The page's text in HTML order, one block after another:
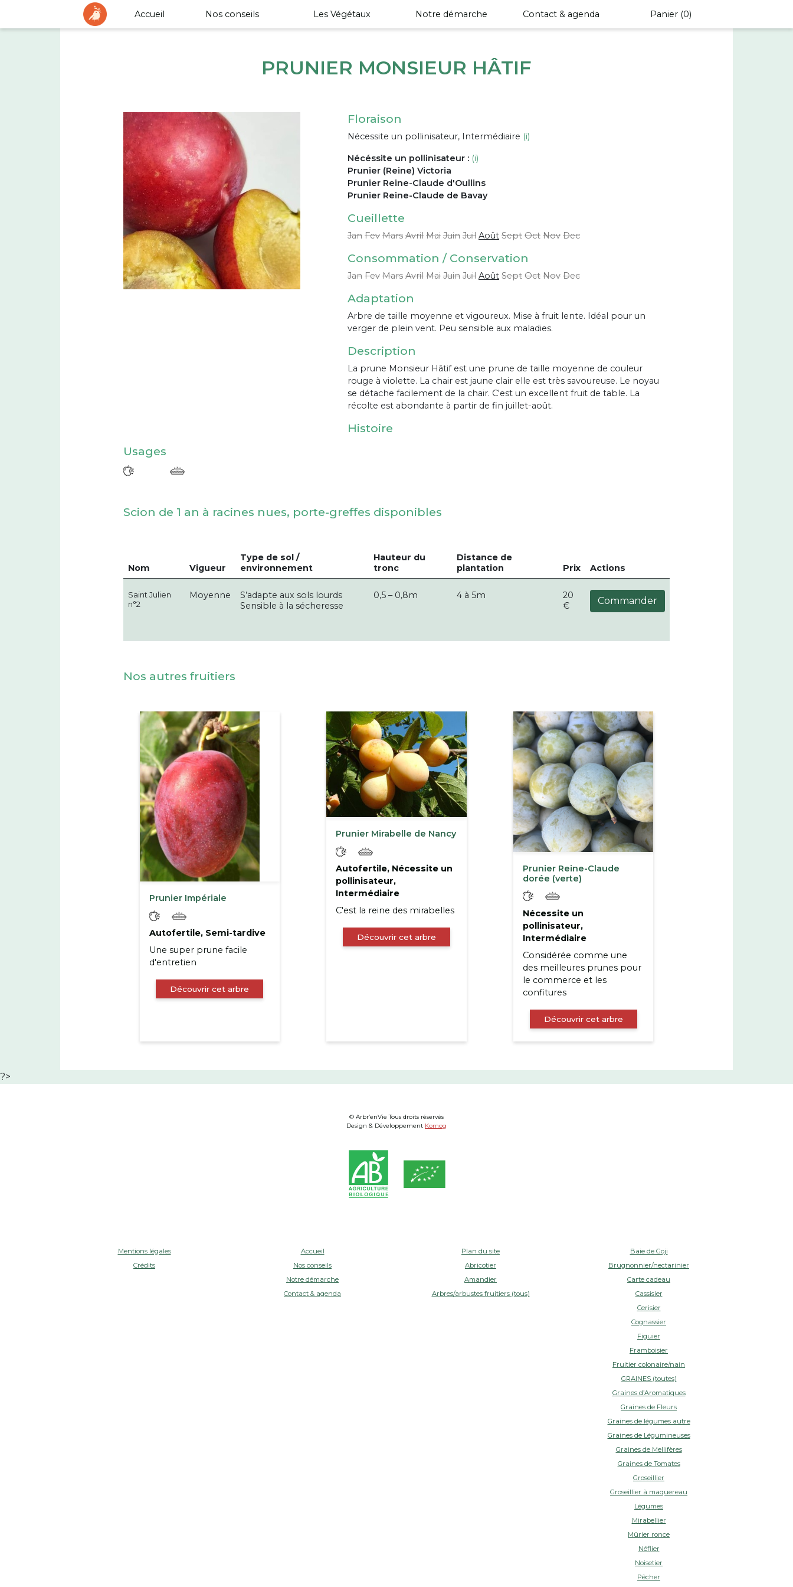
Accueil Nos conseils Les Végétaux Notre démarche Contact & agenda Panier (0)
PRUNIER MONSIEUR HÂTIF
Floraison
Nécessite un pollinisateur, Intermédiaire (i)
Nécéssite un pollinisateur : (i)
Prunier (Reine) Victoria
Prunier Reine-Claude d'Oullins
Prunier Reine-Claude de Bavay
Cueillette
Jan Fev Mars Avril Mai Juin Juil Août Sept Oct Nov Dec
Consommation / Conservation
Jan Fev Mars Avril Mai Juin Juil Août Sept Oct Nov Dec
Adaptation
Arbre de taille moyenne et vigoureux. Mise à fruit lente. Idéal pour un
verger de plein vent. Peu sensible aux maladies.
Description
La prune Monsieur Hâtif est une prune de taille moyenne de couleur
rouge à violette. La chair est jaune clair elle est très savoureuse. Le noyau
se détache facilement de la chair. C'est un excellent fruit de table. La
récolte est abondante à partir de fin juillet-août.
Histoire
Usages
Scion de 1 an à racines nues, porte-greffes disponibles
Nom Vigueur
Type de sol /
environnement
Hauteur du
tronc
Distance de
plantation
Prix Actions
Saint Julien
n°2
Moyenne
S’adapte aux sols lourds
Sensible à la sécheresse
0,5 – 0,8m 4 à 5m
20
€
Commander
Nos autres fruitiers
Prunier Impériale
Autofertile, Semi-tardive
Une super prune facile
d'entretien
Découvrir cet arbre
Prunier Mirabelle de Nancy
Autofertile, Nécessite un
pollinisateur,
Intermédiaire
C'est la reine des mirabelles
Découvrir cet arbre
Prunier Reine-Claude
dorée (verte)
Nécessite un
pollinisateur,
Intermédiaire
Considérée comme une
des meilleures prunes pour
le commerce et les
confitures
Découvrir cet arbre
?>
© Arbr’enVie Tous droits réservés
Design & Développement Kornog
Mentions légales
Crédits
Accueil
Nos conseils
Notre démarche
Contact & agenda
Plan du site
Abricotier
Amandier
Arbres/arbustes fruitiers (tous)
Baie de Goji
Brugnonnier/nectarinier
Carte cadeau
Cassisier
Cerisier
Cognassier
Figuier
Framboisier
Fruitier colonaire/nain
GRAINES (toutes)
Graines d’Aromatiques
Graines de Fleurs
Graines de légumes autre
Graines de Légumineuses
Graines de Mellifères
Graines de Tomates
Groseillier
Groseillier à maquereau
Légumes
Mirabellier
Mûrier ronce
Néflier
Noisetier
Pêcher